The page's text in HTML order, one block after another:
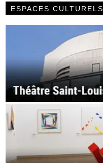
ESPACES CULTURELS